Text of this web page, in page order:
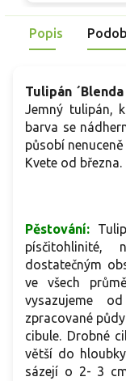
Popis
Tulipán ´Blenda
Jemný tulipán,
barva se
působí
Kvete od března.
Pěstování:
dostatečným
ve všech
vysazujeme
zpracované
cibule. Drobné
větší do
sázejí o 2- 3